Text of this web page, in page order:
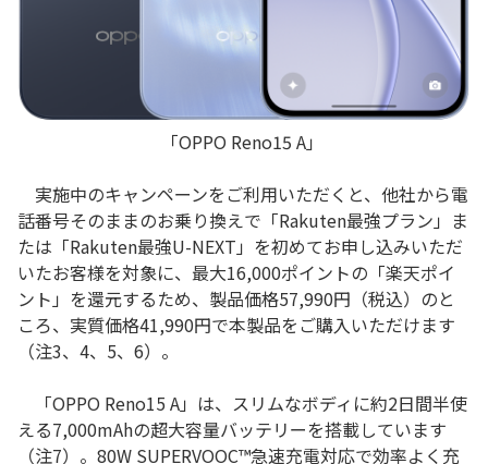
「OPPO Reno15 A」
実施中のキャンペーンをご利用いただくと、他社から電
話番号そのままのお乗り換えで「Rakuten最強プラン」ま
たは「Rakuten最強U-NEXT」を初めてお申し込みいただ
いたお客様を対象に、最大16,000ポイントの「楽天ポイ
ント」を還元するため、製品価格57,990円（税込）のと
ころ、実質価格41,990円で本製品をご購入いただけます
（注3、4、5、6）。
「OPPO Reno15 A」は、スリムなボディに約2日間半使
える7,000mAhの超大容量バッテリーを搭載しています
（注7）。 80W SUPERVOOC™急速充電対応で効率よく充